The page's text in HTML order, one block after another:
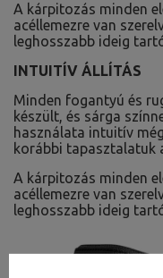
A kárpitozás minden
acéllemezre van
leghosszabb ideig
INTUITÍV ÁLLÍTÁS
Minden fogantyú és
készült, és sárga
használata intuitív
korábbi tapasztalatuk
A kárpitozás minden
acéllemezre van
leghosszabb ideig